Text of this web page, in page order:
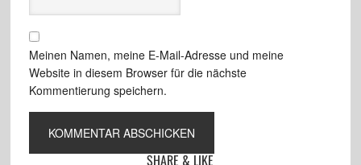
Meinen Namen, meine E-Mail-Adresse und meine
Website in diesem Browser für die nächste
Kommentierung speichern.
SHARE & LIKE